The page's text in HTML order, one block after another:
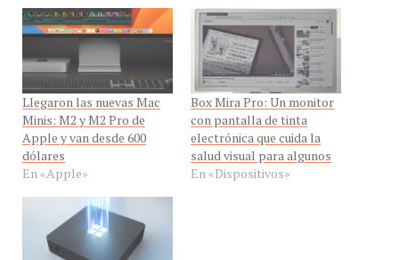
Llegaron las nuevas Mac
Minis: M2 y M2 Pro de
Apple y van desde 600
dólares
En «Apple»
Box Mira Pro: Un monitor
con pantalla de tinta
electrónica que cuida la
salud visual para algunos
En «Dispositivos»